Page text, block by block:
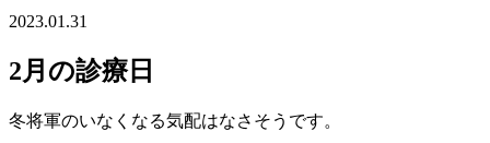
2023.01.31
2月の診療日
冬将軍のいなくなる気配はなさそうです。